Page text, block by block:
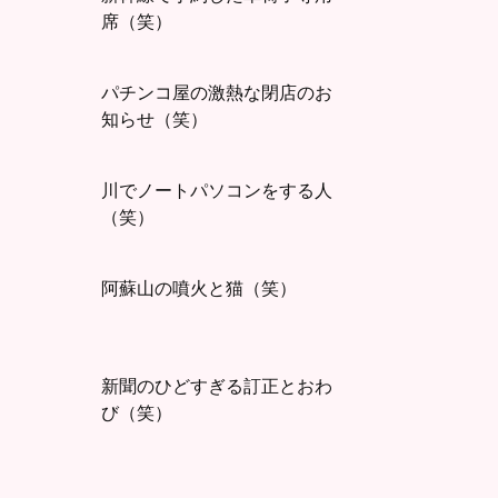
席（笑）
パチンコ屋の激熱な閉店のお
知らせ（笑）
川でノートパソコンをする人
（笑）
阿蘇山の噴火と猫（笑）
新聞のひどすぎる訂正とおわ
び（笑）